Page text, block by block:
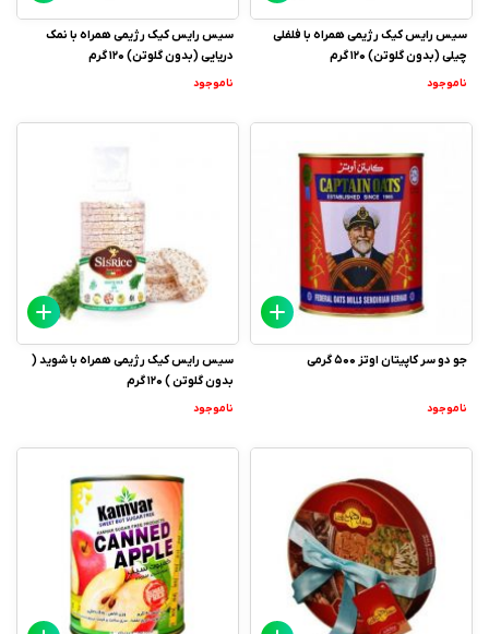
سیس رایس کیک رژیمی همراه با فلفلی
چیلی (بدون گلوتن) 120 گرم
ناموجود
سیس رایس کیک رژیمی همراه با نمک
دریایی (بدون گلوتن) 120 گرم
ناموجود
جو دو سر کاپیتان اوتز 500 گرمی
ناموجود
سیس رایس کیک رژیمی همراه با شوید (
بدون گلوتن ) 120 گرم
ناموجود